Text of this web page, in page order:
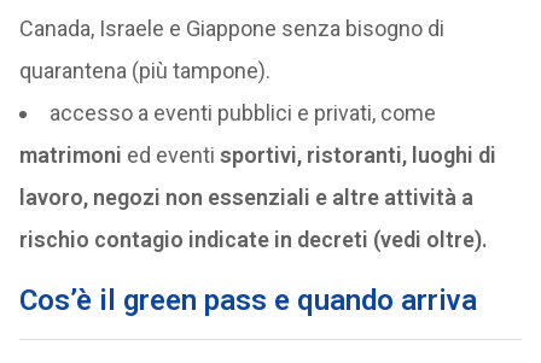
Canada, Israele e Giappone senza bisogno di
quarantena (più tampone).
accesso a eventi pubblici e privati, come
matrimoni ed eventi sportivi, ristoranti, luoghi di
lavoro, negozi non essenziali e altre attività a
rischio contagio indicate in decreti (vedi oltre).
Cos’è il green pass e quando arriva